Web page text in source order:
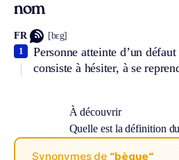
nom
FR [bɛg]
Personne atteinte d’un
consiste à hésiter, à se
1
À découvrir
Quelle est la définition
Synonymes de “bègue“